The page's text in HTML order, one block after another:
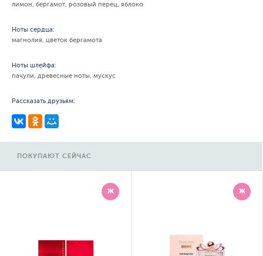
лимон, бергамот, розовый перец, яблоко
Ноты сердца:
магнолия, цветок бергамота
Ноты шлейфа:
пачули, древесные ноты, мускус
Рассказать друзьям:
ПОКУПАЮТ СЕЙЧАС
Ж Ж